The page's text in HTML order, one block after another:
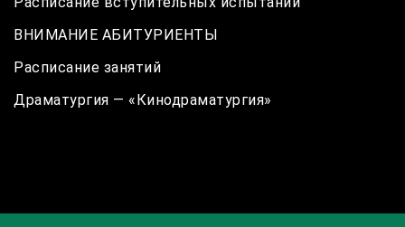
ВНИМАНИЕ АБИТУРИЕНТЫ
Расписание занятий
Драматургия — «Кинодраматургия»